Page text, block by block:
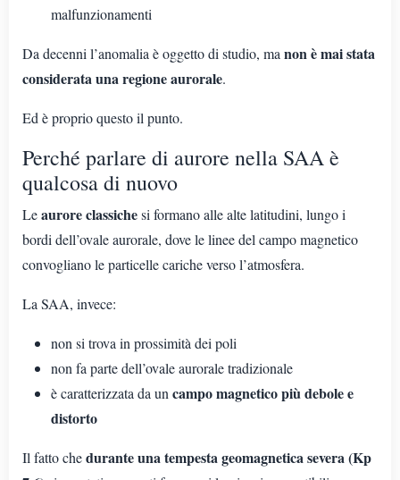
malfunzionamenti
Da decenni l’anomalia è oggetto di studio, ma non è mai stata
considerata una regione aurorale.
Ed è proprio questo il punto.
Perché parlare di aurore nella SAA è
qualcosa di nuovo
Leaurore classichesi formano alle alte latitudini, lungo i
bordi dell’ovale aurorale, dove le linee del campo magnetico
convogliano le particelle cariche verso l’atmosfera.
La SAA, invece:
non si trova in prossimità dei poli
non fa parte dell’ovale aurorale tradizionale
è caratterizzata da un campo magnetico più debole e
distorto
Il fatto chedurante una tempesta geomagnetica severa (Kp